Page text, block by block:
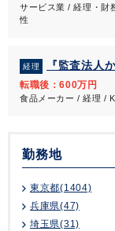
サービス業 / 経理・財
性
経理 『監査法人
転職後：600万円
食品メーカー / 経理 /
勤務地
東京都(1404)
兵庫県(47)
埼玉県(31)